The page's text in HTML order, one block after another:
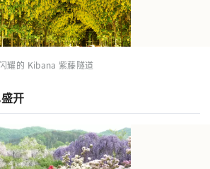
耀的 Kibana 紫藤隧道
开